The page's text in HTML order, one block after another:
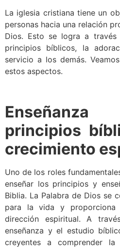
La iglesia cristiana tiene un
personas hacia una relación
Dios. Esto se logra a
principios bíblicos, la
servicio a los demás.
estos aspectos.
principios
crecimiento
Uno de los roles
enseñar los principios y
Biblia. La Palabra de Dios se
para la vida y proporciona
dirección espiritual. A
enseñanza y el estudio
creyentes a comprender